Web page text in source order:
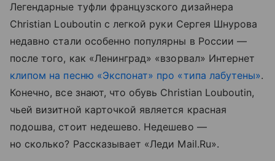
Легендарные туфли французского дизайнера
Christian Louboutin с легкой руки Сергея Шнурова
недавно стали особенно популярны в России —
после того, как «Ленинград» «взорвал» Интернет
клипом на песню «Экспонат» про «типа лабутены».
Конечно, все знают, что обувь Christian Louboutin,
чьей визитной карточкой является красная
подошва, стоит недешево. Недешево —
но сколько? Рассказывает «Леди Mail.Ru».